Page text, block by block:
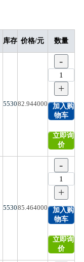
库存 价格/元 数量
553082.944000
-
+
加入购
物车
立即询
价
553085.464000
-
+
加入购
物车
立即询
价